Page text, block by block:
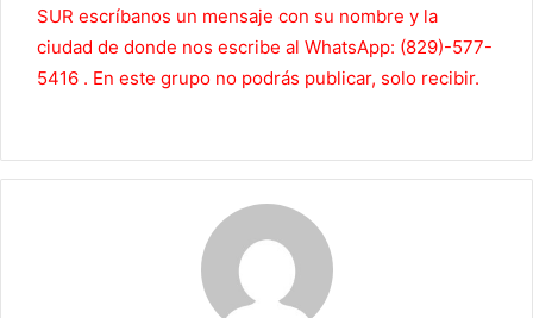
SUR escríbanos un mensaje con su nombre y la
ciudad de donde nos escribe al WhatsApp: (829)-577-
5416 . En este grupo no podrás publicar, solo recibir.